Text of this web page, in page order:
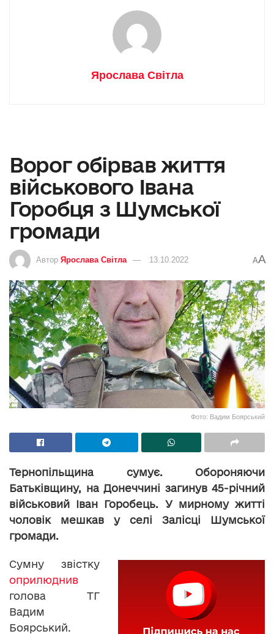
Ярослава Світла
Ворог обірвав життя
військового Івана
Горобця з Шумської
громади
Автор Ярослава Світла 13.10.2022 AA
Фото: Вадим Боярський
Тернопільщина сумує. Обороняючи
Батьківщину, на Донеччині загинув 45-річний
військовий Іван Горобець. У мирному житті
чоловік мешкав у селі Залісці Шумської
громади.
Сумну звістку
оприлюднив
голова ТГ
Вадим
Боярський.